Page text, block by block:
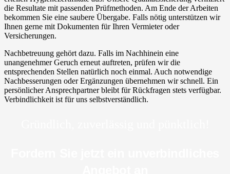
die Resultate mit passenden Prüfmethoden. Am Ende der Arbeiten
bekommen Sie eine saubere Übergabe. Falls nötig unterstützen wir
Ihnen gerne mit Dokumenten für Ihren Vermieter oder
Versicherungen.
Nachbetreuung gehört dazu. Falls im Nachhinein eine
unangenehmer Geruch erneut auftreten, prüfen wir die
entsprechenden Stellen natürlich noch einmal. Auch notwendige
Nachbesserungen oder Ergänzungen übernehmen wir schnell. Ein
persönlicher Ansprechpartner bleibt für Rückfragen stets verfügbar.
Verbindlichkeit ist für uns selbstverständlich.